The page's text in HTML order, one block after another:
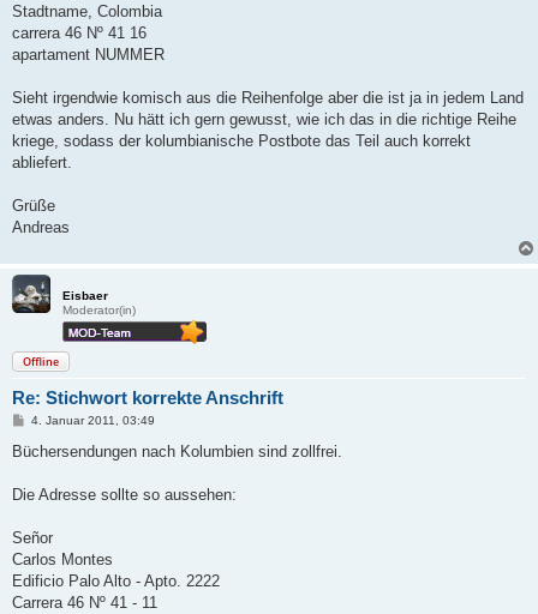
Stadtname, Colombia
carrera 46 Nº 41 16
apartament NUMMER
Sieht irgendwie komisch aus die Reihenfolge aber die ist ja in jedem Land
etwas anders. Nu hätt ich gern gewusst, wie ich das in die richtige Reihe
kriege, sodass der kolumbianische Postbote das Teil auch korrekt
abliefert.
Grüße
Andreas
Eisbaer
Moderator(in)
Offline
Re: Stichwort korrekte Anschrift
B
i
a
4. Januar 2011, 03:49
Büchersendungen nach Kolumbien sind zollfrei.
Die Adresse sollte so aussehen:
Señor
Carlos Montes
Edificio Palo Alto - Apto. 2222
Carrera 46 Nº 41 - 11